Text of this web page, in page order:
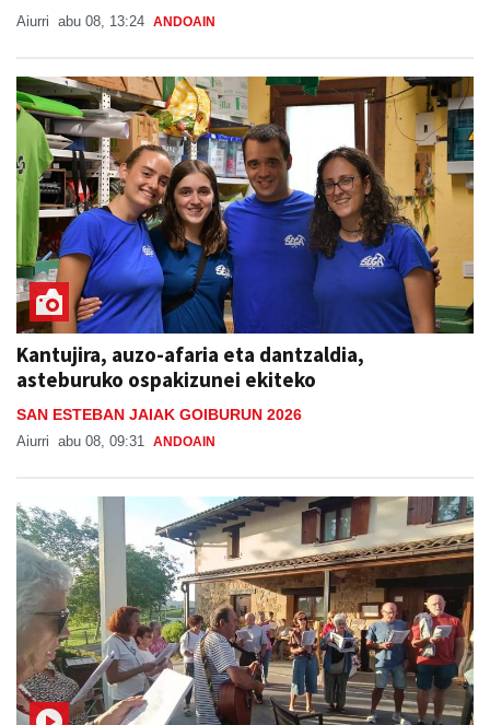
Aiurri abu 08, 13:24 ANDOAIN
Kantujira, auzo-afaria eta dantzaldia,
asteburuko ospakizunei ekiteko
SAN ESTEBAN JAIAK GOIBURUN 2026
Aiurri abu 08, 09:31 ANDOAIN